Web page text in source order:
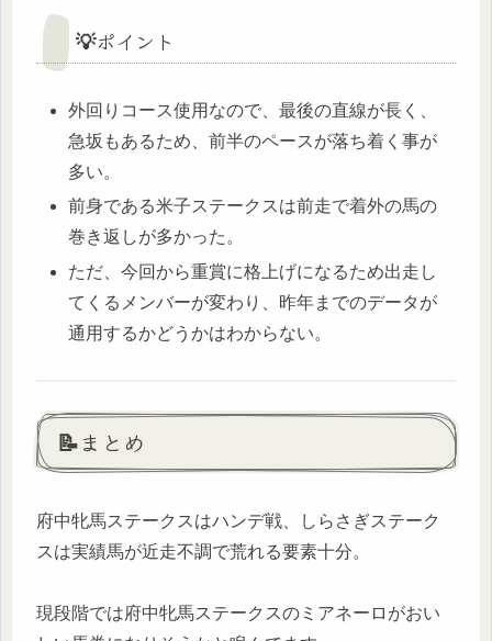
💡ポイント
外回りコース使用なので、最後の直線が長く、
急坂もあるため、前半のペースが落ち着く事が
多い。
前身である米子ステークスは前走で着外の馬の
巻き返しが多かった。
ただ、今回から重賞に格上げになるため出走し
てくるメンバーが変わり、昨年までのデータが
通用するかどうかはわからない。
📝まとめ
府中牝馬ステークスはハンデ戦、しらさぎステーク
スは実績馬が近走不調で荒れる要素十分。
現段階では府中牝馬ステークスのミアネーロがおい